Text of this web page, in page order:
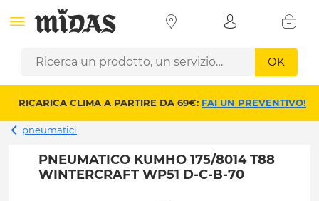
OK
RICARICA CLIMA A PARTIRE DA 69€: FAI UN PREVENTIVO!
pneumatici
PNEUMATICO KUMHO 175/8014 T88
WINTERCRAFT WP51 D-C-B-70